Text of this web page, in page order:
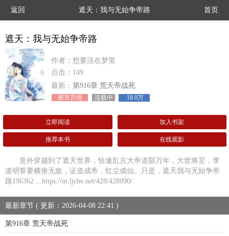
返回 遮天：我与无始争帝路 首页
遮天：我与无始争帝路
作者：想要活在梦里
点击：149
最新： 第916章 荒天帝战死
都市言情 连载中 18.0万
立即阅读 加入书架
推荐本书 在线观影
意外穿越到了遮天世界，恰逢乱古大帝道陨万年，大世将至，李
道明誓要横推无敌，证道成帝，红尘成仙。只是，遮天我与无始争帝
路196362 ...https://m.ljche.net/428/428090/
最新章节 ( 更新：2026-04-08 22:41 )
第916章 荒天帝战死